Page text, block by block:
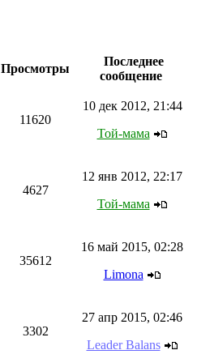
Просмотры
Последнее
сообщение
11620
10 дек 2012, 21:44
Той-мама
4627
12 янв 2012, 22:17
Той-мама
35612
16 май 2015, 02:28
Limona
3302
27 апр 2015, 02:46
Leader Balans